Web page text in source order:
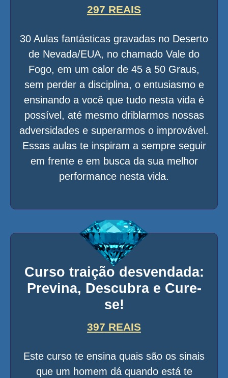
297 REAIS
30 Aulas fantásticas gravadas no Deserto
de Nevada/EUA, no chamado Vale do
Fogo, em um calor de 45 a 50 Graus,
sem perder a disciplina, o entusiasmo e
ensinando a você que tudo nesta vida é
possível, até mesmo driblarmos nossas
adversidades e superarmos o improvável.
Essas aulas te inspiram a sempre seguir
em frente e em busca da sua melhor
performance nesta vida.
Curso traição desvendada:
Previna, Descubra e Cure-
se!
397 REAIS
Este curso te ensina quais são os sinais
que um homem dá quando está te